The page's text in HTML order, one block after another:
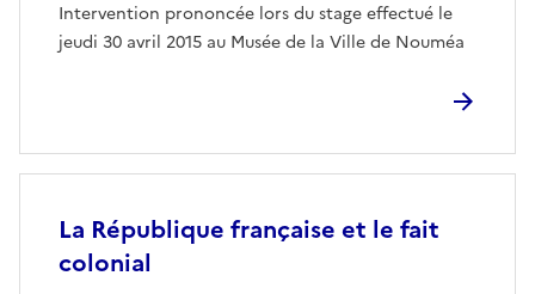
Intervention prononcée lors du stage effectué le
jeudi 30 avril 2015 au Musée de la Ville de Nouméa
La République française et le fait
colonial